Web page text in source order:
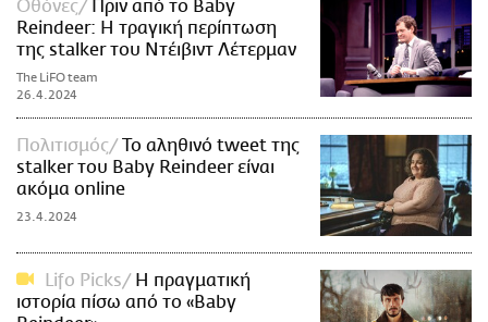
Οθόνες
Πριν από το Baby
Reindeer: Η τραγική περίπτωση
της stalker του Ντέιβιντ Λέτερμαν
The LiFO team
26.4.2024
Πολιτισμός
Το αληθινό tweet της
stalker του Baby Reindeer είναι
ακόμα online
23.4.2024
Lifo Picks
Η πραγματική
ιστορία πίσω από το «Baby